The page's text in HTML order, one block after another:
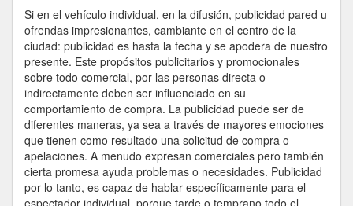
Es
Publicidad
Si en el vehículo individual, en la difusión, publicidad pared u
ofrendas impresionantes, cambiante en el centro de la
ciudad: publicidad es hasta la fecha y se apodera de nuestro
presente. Este propósitos publicitarios y promocionales
sobre todo comercial, por las personas directa o
indirectamente deben ser influenciado en su
comportamiento de compra. La publicidad puede ser de
diferentes maneras, ya sea a través de mayores emociones
que tienen como resultado una solicitud de compra o
apelaciones. A menudo expresan comerciales pero también
cierta promesa ayuda problemas o necesidades. Publicidad
por lo tanto, es capaz de hablar específicamente para el
espectador individual, porque tarde o temprano todo el